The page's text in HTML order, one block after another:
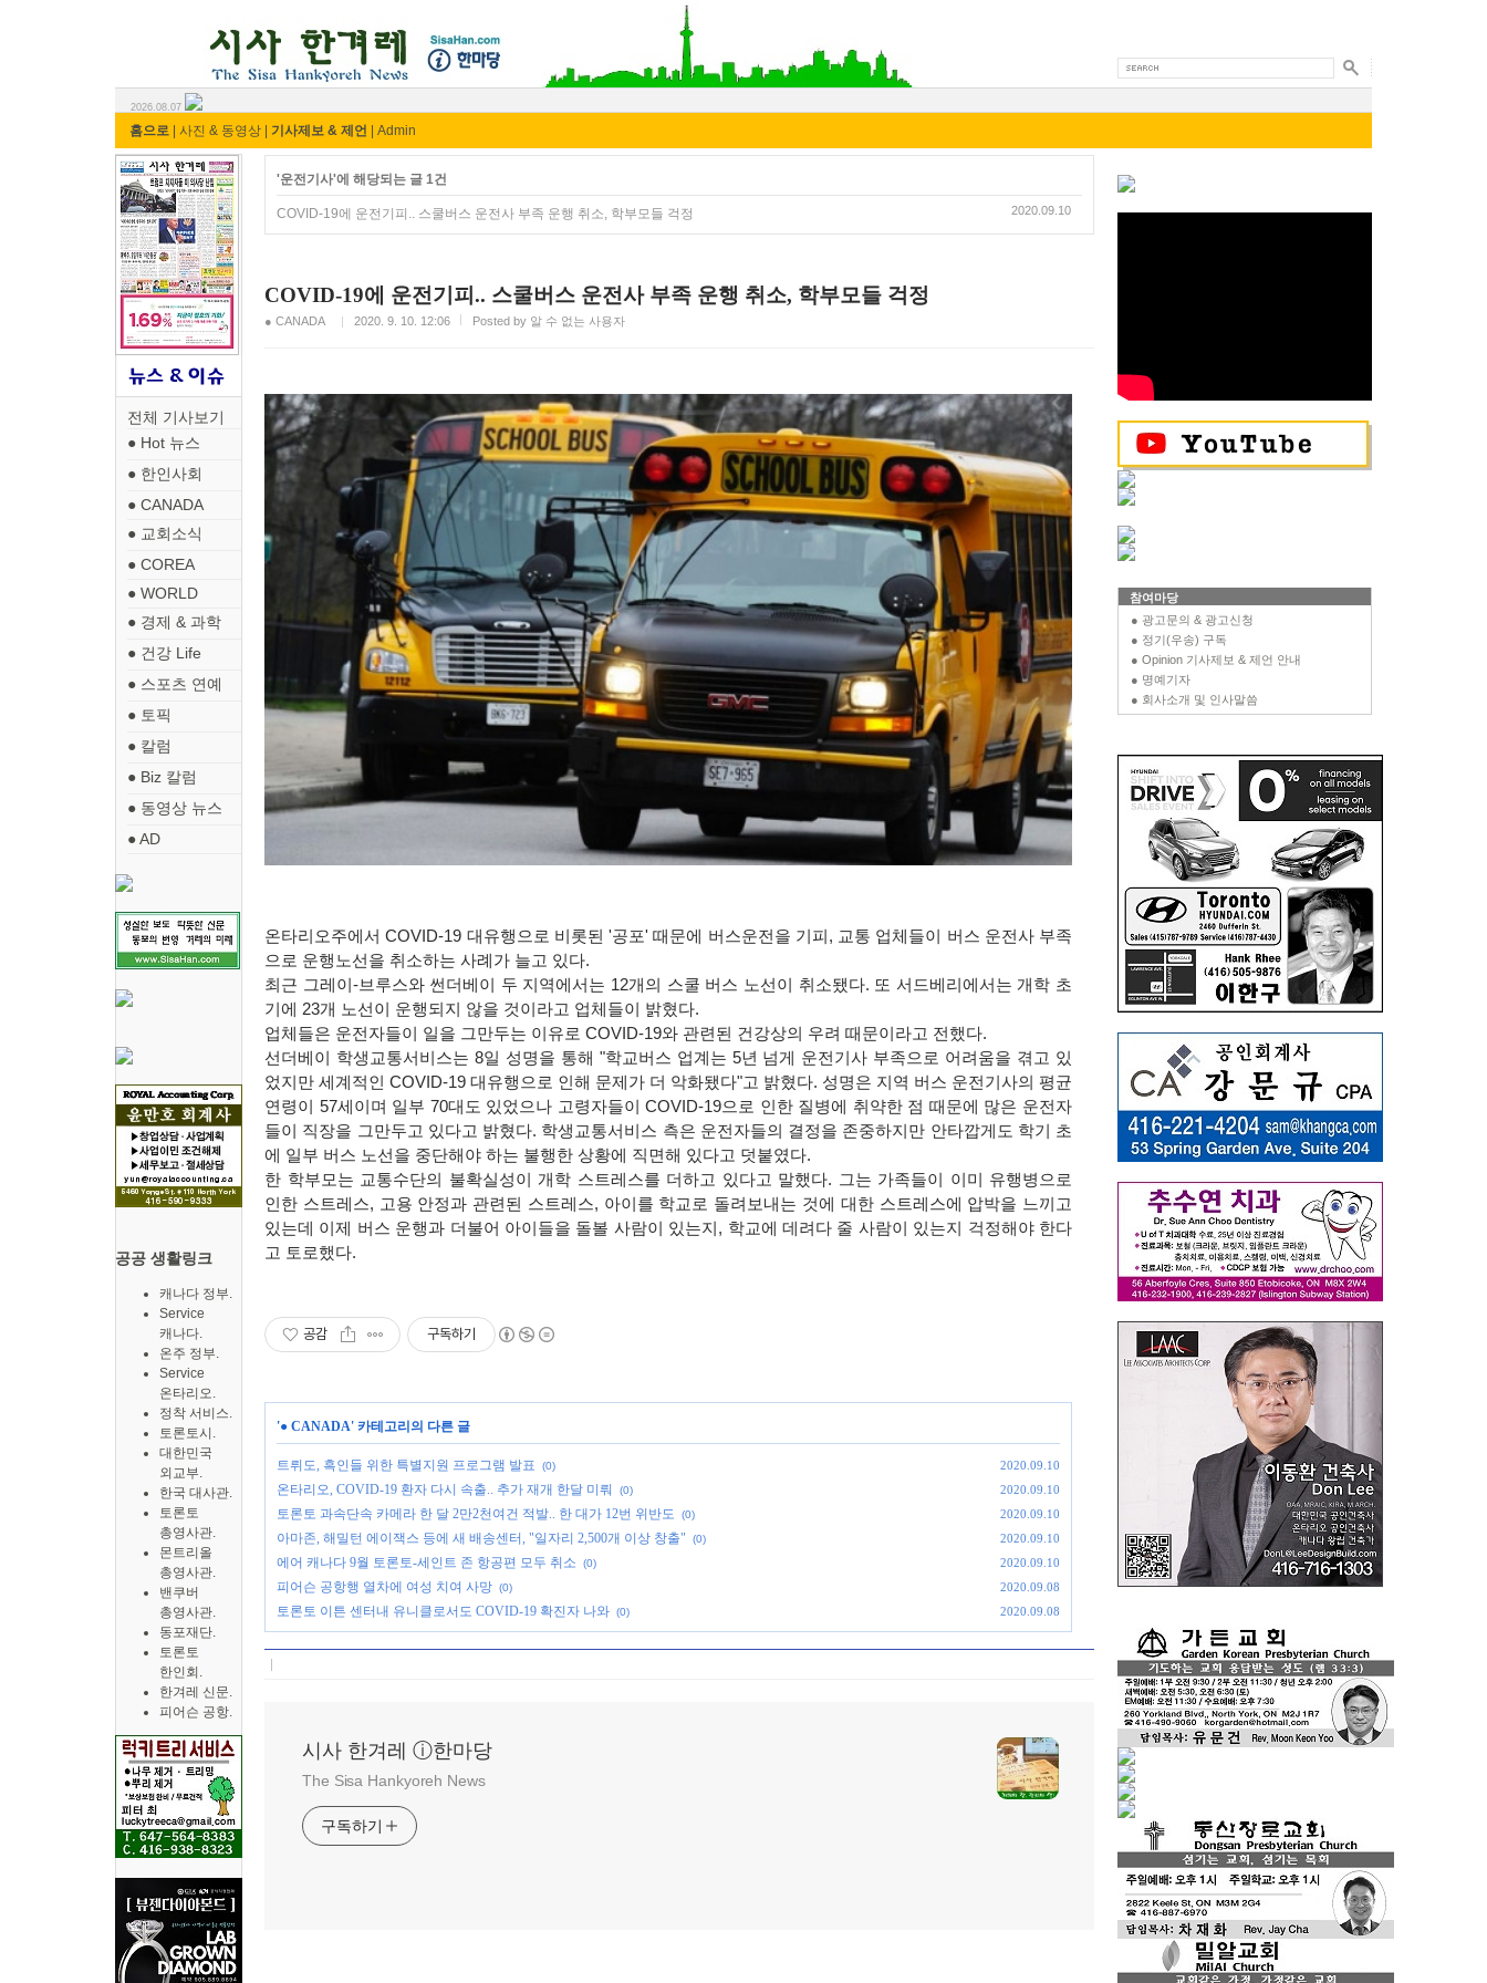
2026.08.07
홈으로 사진 & 동영상 기사제보 & 제언 Admin
전체 기사보기
● Hot 뉴스
● 한인사회
● CANADA
● 교회소식
● COREA
● WORLD
● 경제 & 과학
● 건강 Life
● 스포츠 연예
● 토픽
● 칼럼
● Biz 칼럼
● 동영상 뉴스
● AD
공공 생활링크
캐나다 정부.
Service
캐나다.
온주 정부.
Service
온타리오.
정착 서비스.
토론토시.
대한민국
외교부.
한국 대사관.
토론토
총영사관.
몬트리올
총영사관.
밴쿠버
총영사관.
동포재단.
토론토
한인회.
한겨레 신문.
피어슨 공항.
'운전기사'에 해당되는 글 1건
2020.09.10
COVID-19에 운전기피.. 스쿨버스 운전사 부족 운행 취소, 학부모들 걱정
COVID-19에 운전기피.. 스쿨버스 운전사 부족 운행 취소, 학부모들 걱정
● CANADA 2020. 9. 10. 12:06 Posted by 알 수 없는 사용자
온타리오주에서 COVID-19 대유행으로 비롯된 '공포' 때문에 버스운전을 기피, 교통 업체들이 버스 운전사 부족
으로 운행노선을 취소하는 사례가 늘고 있다.
최근 그레이 -브루스와 썬더베이 두 지역에서는 12개의 스쿨 버스 노선이 취소됐다. 또 서드베리에서는 개학 초
기에 23개 노선이 운행되지 않을 것이라고 업체들이 밝혔다.
업체들은 운전자들이 일을 그만두는 이유로 COVID-19와 관련된 건강상의 우려 때문이라고 전했다.
선더베이 학생교통서비스는 8일 성명을 통해 "학교버스 업계는 5년 넘게 운전기사 부족으로 어려움을 겪고 있
었지만 세계적인
COVID-19 대유행으로 인해 문제가 더 악화됐다"고 밝혔다. 성명은 지역 버스 운전기사의 평균
연령이
57세이며 일부 70대도 있었으나 고령자들이COVID-19으로 인한 질병에 취약한 점 때문에 많은 운전자
들이 직장을 그만두고 있다고 밝혔다. 학생교통서비스 측은 운전자들의 결정을 존중하지만 안타깝게도 학기 초
에 일부 버스 노선을 중단해야 하는 불행한 상황에 직면해 있다고 덧붙였다.
한 학부모는 교통수단의 불확실성이 개학 스트레스를 더하고 있다고 말했다. 그는 가족들이 이미 유행병으로
인한 스트레스, 고용 안정과 관련된 스트레스, 아이를 학교로 돌려보내는 것에 대한 스트레스에 압박을 느끼고
있는데 이제 버스 운행과 더불어 아이들을 돌볼 사람이 있는지 , 학교에 데려다 줄 사람이 있는지 걱정해야 한다
고 토로했다.
공감 구독하기
'● CANADA' 카테고리의 다른 글
트뤼도, 흑인들 위한 특별지원 프로그램 발표 (0) 2020.09.10
온타리오, COVID-19 환자 다시 속출.. 추가 재개 한달 미뤄 (0) 2020.09.10
토론토 과속단속 카메라 한 달 2만2천여건 적발.. 한 대가 12번 위반도 (0) 2020.09.10
아마존, 해밀턴 에이잭스 등에 새 배송센터, "일자리 2,500개 이상 창출" (0) 2020.09.10
에어 캐나다 9월 토론토-세인트 존 항공편 모두 취소 (0) 2020.09.10
피어슨 공항행 열차에 여성 치여 사망 (0) 2020.09.08
토론토 이튼 센터내 유니클로서도 COVID-19 확진자 나와 (0) 2020.09.08
시사 한겨레 ⓘ한마당
The Sisa Hankyoreh News
구독하기
참여마당
● 광고문의 & 광고신청
● 정기(우송) 구독
● Opinion 기사제보 & 제언 안내
● 명예기자
● 회사소개 및 인사말씀